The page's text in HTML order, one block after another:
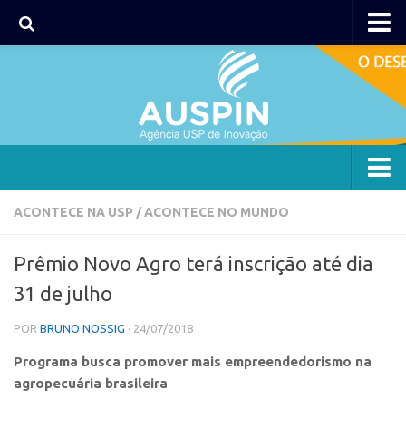
Agência
Coordenação
Polos
Polo Capital
Polo Lorena
Polo Ribeirão Preto
ACONTECE NA USP /ACONTECE NO MUNDO
Prêmio Novo Agro terá inscrição até dia
31 de julho
POR BRUNO NOSSIG · 24/07/2018
Programa busca promover mais empreendedorismo na
agropecuária brasileira